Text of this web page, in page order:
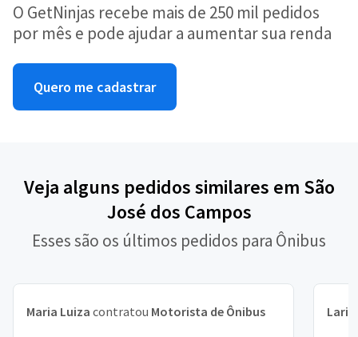
O GetNinjas recebe mais de 250 mil pedidos
por mês e pode ajudar a aumentar sua renda
Quero me cadastrar
Veja alguns pedidos similares em São
José dos Campos
Esses são os últimos pedidos para Ônibus
Maria Luiza contratou Motorista de Ônibus